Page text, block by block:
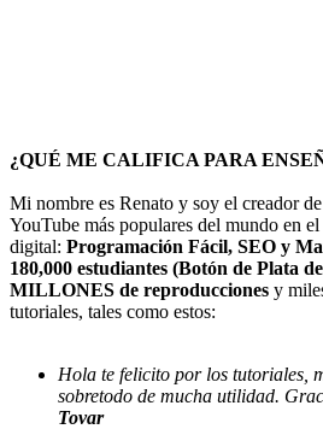
¿QUÉ ME CALIFICA PARA
Mi nombre es Renato y soy el creador
YouTube más populares del mundo en
digital: Programación Fácil, SEO y
180,000 estudiantes (Botón de Plata
MILLONES de reproducciones y
tutoriales, tales como estos:
Hola te felicito por los tutoriales,
sobretodo de mucha utilidad.
Tovar